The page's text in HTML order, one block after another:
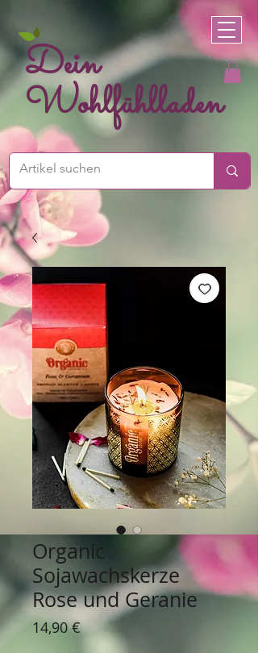
Dein
Wohlfühlladen
Organic
Sojawachskerze
Rose und Geranie
14,90 €Preis